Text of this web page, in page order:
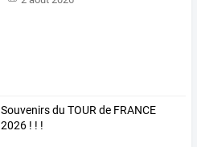
Souvenirs du TOUR de FRANCE
2026 ! ! !